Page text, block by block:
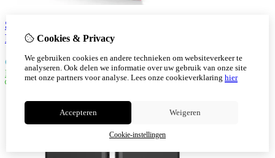
Samsung Galaxy S22 Window Stand Back cover
Rood
€
9,30
Bestellen
Cookies & Privacy
We gebruiken cookies en andere technieken om websiteverkeer te
analyseren. Ook delen we informatie over uw gebruik van onze site
met onze partners voor analyse. Lees onze cookieverklaring hier
Accepteren Weigeren
Cookie-instellingen